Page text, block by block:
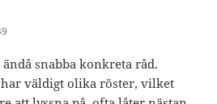
snabba konkreta råd.
väldigt olika röster, vilket